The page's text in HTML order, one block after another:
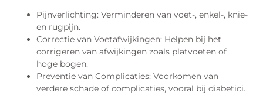
Pijnverlichting: Verminderen van voet-, enkel-, knie-
en rugpijn.
Correctie van Voetafwijkingen: Helpen bij het
corrigeren van afwijkingen zoals platvoeten of
hoge bogen.
Preventie van Complicaties: Voorkomen van
verdere schade of complicaties, vooral bij diabetici.